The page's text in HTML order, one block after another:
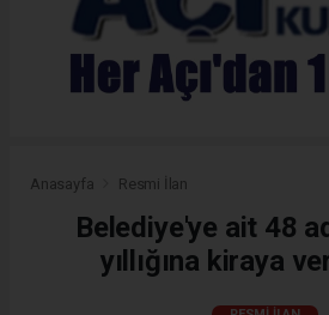
Anasayfa Resmi İlan
Belediye'ye ait 48
yıllığına kiraya